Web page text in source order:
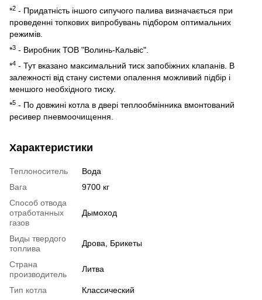
*2 - Придатність іншого сипучого палива визначається при
проведенні топкових випробувань підбором оптимальних
режимів.
*3 - Виробник ТОВ "Волинь-Кальвіс".
*4 - Тут вказано максимальний тиск запобіжних клапанів. В
залежності від стану системи опалення можливий підбір і
меншого необхідного тиску.
*5 - По довжині котла в двері теплообмінника вмонтований
ресивер пневмоочищення.
Характеристики
Теплоноситель
Вода
Вага
9700 кг
Способ отвода
отработанных
газов
Дымоход
Виды твердого
топлива
Дрова, Брикеты
Страна
производитель
Литва
Тип котла
Классический